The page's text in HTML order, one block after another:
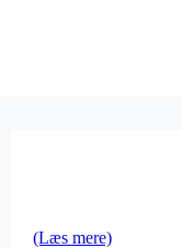
(Læs mere)